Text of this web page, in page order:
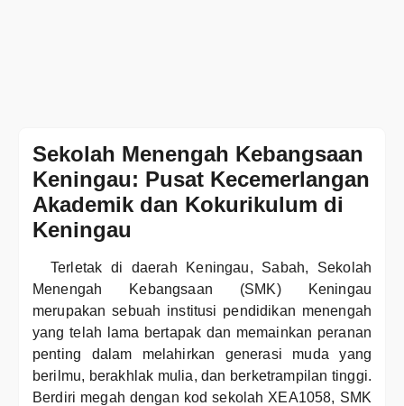
Sekolah Menengah Kebangsaan
Keningau: Pusat Kecemerlangan
Akademik dan Kokurikulum di
Keningau
Terletak di daerah Keningau, Sabah, Sekolah
Menengah Kebangsaan (SMK) Keningau
merupakan sebuah institusi pendidikan menengah
yang telah lama bertapak dan memainkan peranan
penting dalam melahirkan generasi muda yang
berilmu, berakhlak mulia, dan berketrampilan tinggi.
Berdiri megah dengan kod sekolah XEA1058, SMK